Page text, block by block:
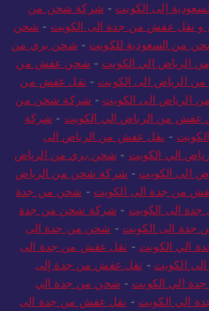
إلى الكويت - شركة شحن من
نقل عفش من جدة الى الكويت - شحن
من السعودية للكويت - شحن بري من
الرياض الي الكويت - شحن عفش من
الرياض الى الكويت - نقل عفش من
الرياض الى الكويت - شركة شحن من
من الرياض الي الكويت - شركة
- نقل عفش من الرياض الى
الي الكويت - شحن بري من الرياض
الى الكويت - شركة شحن من الرياض
من جدة الى الكويت - شحن من جدة
الى الكويت - شركة شحن من جدة
جدة الى الكويت - شحن من جدة الى
الي الكويت - نقل عفش من جدة الى
الكويت - نقل عفش من جدة إلى
الي الكويت - شحن من جدة الي
الي الكويت - نقل عفش من جدة الى